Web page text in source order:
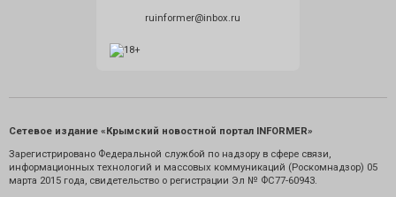
ruinformer@inbox.ru
Сетевое издание «Крымский новостной портал INFORMER»
Зарегистрировано Федеральной службой по надзору в сфере связи,
информационных технологий и массовых коммуникаций (Роскомнадзор) 05
марта 2015 года, свидетельство о регистрации Эл № ФС77-60943.